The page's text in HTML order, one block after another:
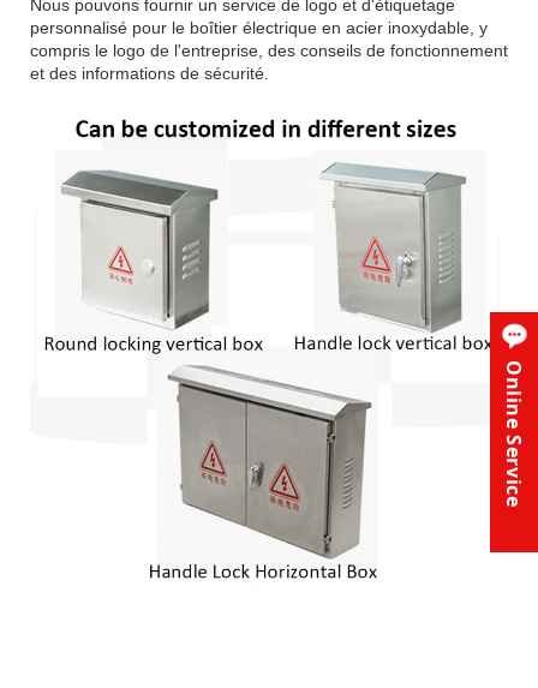
Nous pouvons fournir un service de logo et d'étiquetage
personnalisé pour le boîtier électrique en acier inoxydable, y
compris le logo de l'entreprise, des conseils de fonctionnement
et des informations de sécurité.
Online Service